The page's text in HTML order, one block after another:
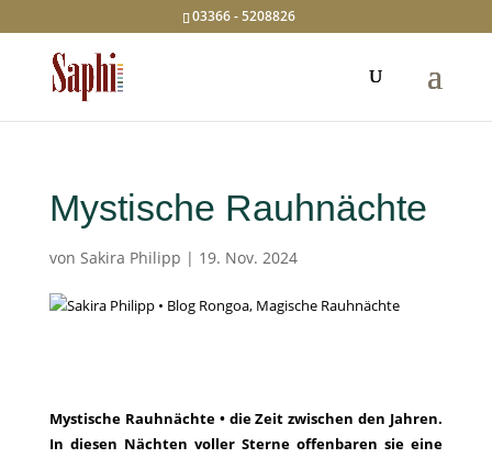
03366 - 5208826
Mystische Rauhnächte
von Sakira Philipp | 19. Nov. 2024
Mystische Rauhnächte • die Zeit zwischen den Jahren.
In diesen Nächten voller Sterne offenbaren sie eine